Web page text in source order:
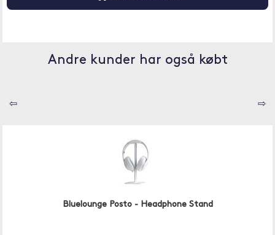
Andre kunder har også købt
⇦ ⇨
Bluelounge Posto - Headphone Stand